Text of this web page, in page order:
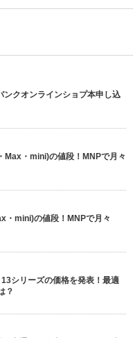
クオンラインショプ本申し込
Max・mini)の値段！MNPで月々
・mini)の値段！MNPで月々
シリーズの価格を発表！最適
？